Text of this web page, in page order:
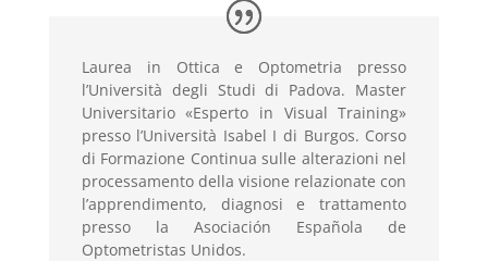
Laurea in Ottica e Optometria presso
l’Università degli Studi di Padova. Master
Universitario «Esperto in Visual Training»
presso l’Università Isabel I di Burgos. Corso
di Formazione Continua sulle alterazioni nel
processamento della visione relazionate con
l’apprendimento, diagnosi e trattamento
presso la Asociación Española de
Optometristas Unidos.